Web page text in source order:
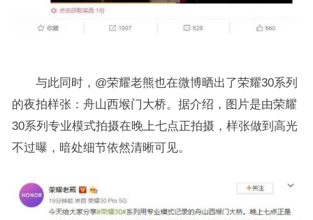
与此同时，@荣耀老熊也在微博晒出了荣耀30系列
的夜拍样张：舟山西堠门大桥。据介绍，图片是由荣耀
30系列专业模式拍摄在晚上七点正拍摄，样张做到高光
不过曝，暗处细节依然清晰可见。